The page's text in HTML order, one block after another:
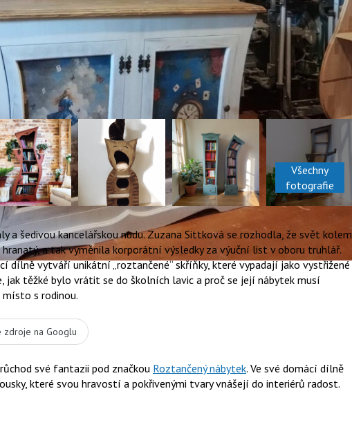
Všechny
fotografie
a šedivou kancelářskou nudu. Zuzana Sittková se rozhodla, že svět kolem
a tak vyměnila korporátní výsledky za výuční list v oboru truhlář.
dílně vytváří unikátní „roztančené“ skříňky, které vypadají jako vystřižené
jak těžké bylo vrátit se do školních lavic a proč se její nábytek musí
s rodinou.
na Googlu
své fantazii pod značkou Roztančený nábytek. Ve své domácí dílně
které svou hravostí a pokřivenými tvary vnášejí do interiérů radost.